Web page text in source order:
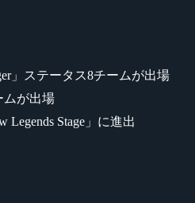
」ステータス8チームが出場
ムが出場
Legends Stage」に進出